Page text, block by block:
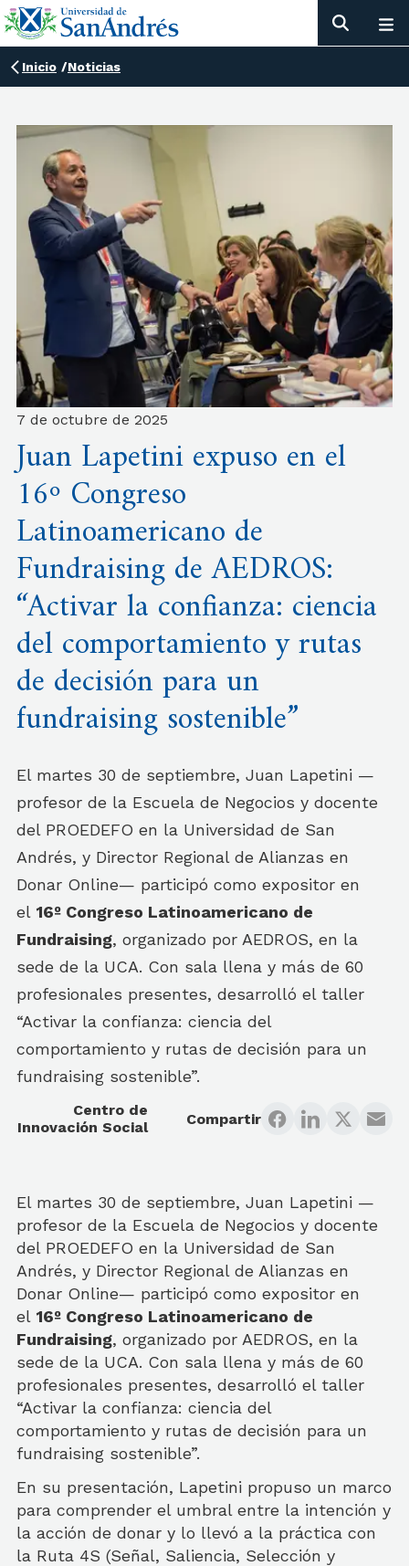
Inicio /Noticias
7 de octubre de 2025
Juan Lapetini expuso en el
16º Congreso
Latinoamericano de
Fundraising de AEDROS:
“Activar la confianza: ciencia
del comportamiento y rutas
de decisión para un
fundraising sostenible”
El martes 30 de septiembre, Juan Lapetini —
profesor de la Escuela de Negocios y docente
del PROEDEFO en la Universidad de San
Andrés, y Director Regional de Alianzas en
Donar Online— participó como expositor en
el 16º Congreso Latinoamericano de
Fundraising, organizado por AEDROS, en la
sede de la UCA. Con sala llena y más de 60
profesionales presentes, desarrolló el taller
“Activar la confianza: ciencia del
comportamiento y rutas de decisión para un
fundraising sostenible”.
Centro de
Innovación Social
Compartir
El martes 30 de septiembre, Juan Lapetini —
profesor de la Escuela de Negocios y docente
del PROEDEFO en la Universidad de San
Andrés, y Director Regional de Alianzas en
Donar Online— participó como expositor en
el 16º Congreso Latinoamericano de
Fundraising, organizado por AEDROS, en la
sede de la UCA. Con sala llena y más de 60
profesionales presentes, desarrolló el taller
“Activar la confianza: ciencia del
comportamiento y rutas de decisión para un
fundraising sostenible”.
En su presentación, Lapetini propuso un marco
para comprender el umbral entre la intención y
la acción de donar y lo llevó a la práctica con
la Ruta 4S (Señal, Saliencia, Selección y